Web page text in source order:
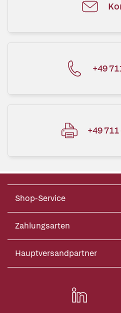
+49
+49
Shop-Service
Zahlungsarten
Hauptversandpartner